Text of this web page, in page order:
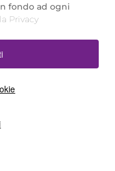
fondo ad ogni
Privacy